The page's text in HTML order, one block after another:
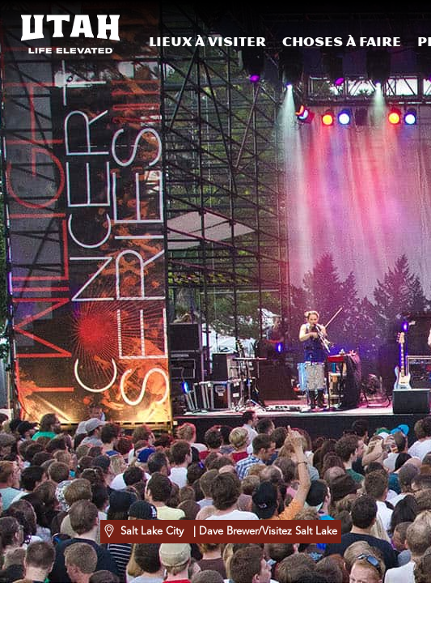
Skip to content
Lieux à visiter Choses à faire
Salt Lake City | Dave Brewer/Visitez Salt Lake